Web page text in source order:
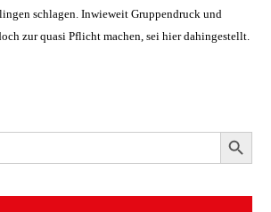
schlagen. Inwieweit Gruppendruck und
zur quasi Pflicht machen, sei hier dahingestellt.
SEARCH BUTTON